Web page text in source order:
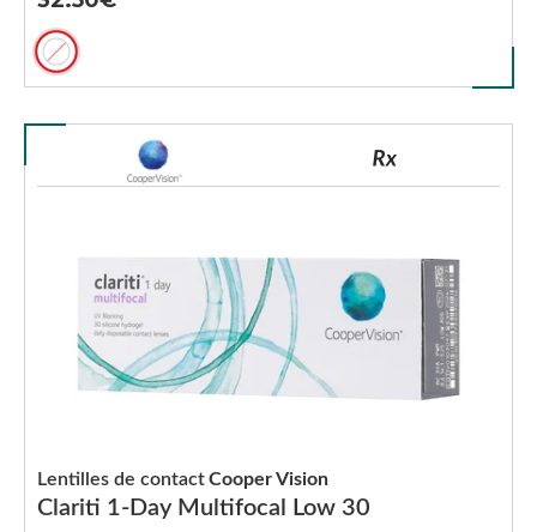
Clariti 1-Day Multifocal Low 30
Lentilles de contactCooper Vision